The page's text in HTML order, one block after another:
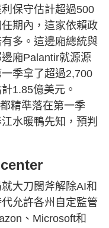
保守估計超過500
期內，這家依賴政
多。這邊廂總統與
廂Palantir就源源
季拿了超過2,700
1.85億美元。
精準落在第一季
水暖鴨先知，預判
大刀闊斧解除AI和
允許各州自定監管
、Microsoft和